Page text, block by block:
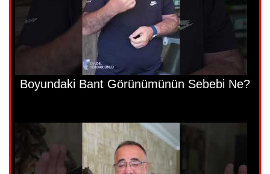
Boyundaki Bant Görünümünün Sebebi Ne?